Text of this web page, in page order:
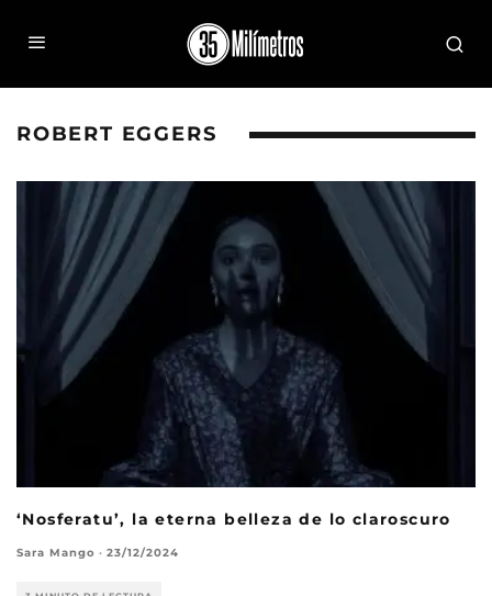
ROBERT EGGERS
‘Nosferatu’, la eterna belleza de lo claroscuro
Sara Mango · 23/12/2024